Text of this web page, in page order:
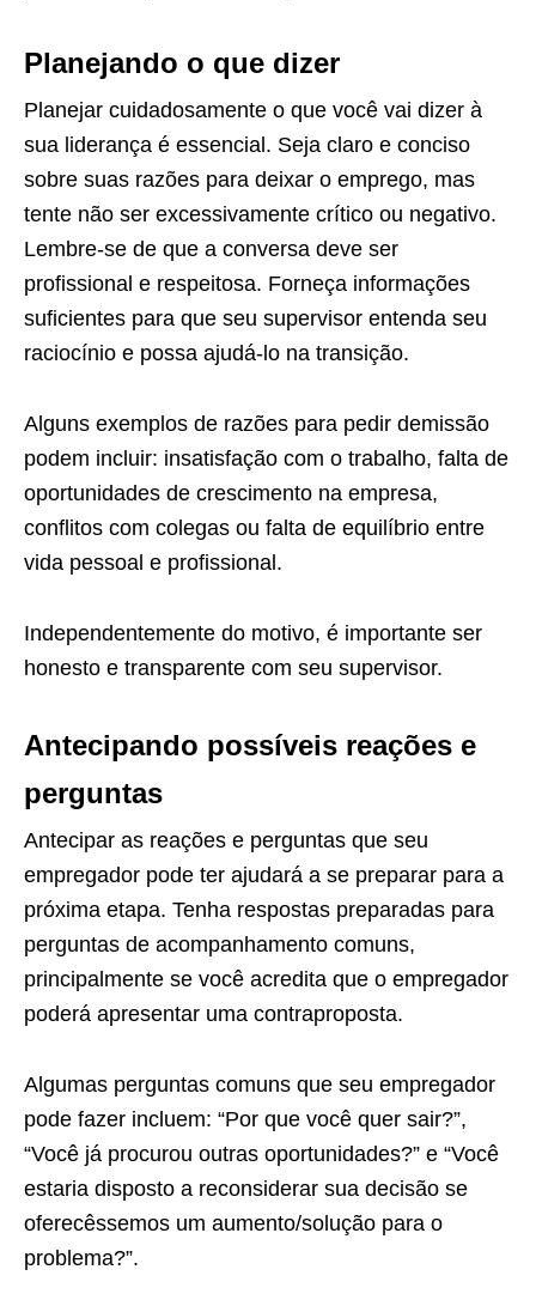
Planejando o que dizer
Planejar cuidadosamente o que você vai dizer à
sua liderança é essencial. Seja claro e conciso
sobre suas razões para deixar o emprego, mas
tente não ser excessivamente crítico ou negativo.
Lembre-se de que a conversa deve ser
profissional e respeitosa. Forneça informações
suficientes para que seu supervisor entenda seu
raciocínio e possa ajudá-lo na transição.
Alguns exemplos de razões para pedir demissão
podem incluir: insatisfação com o trabalho, falta de
oportunidades de crescimento na empresa,
conflitos com colegas ou falta de equilíbrio entre
vida pessoal e profissional.
Independentemente do motivo, é importante ser
honesto e transparente com seu supervisor.
Antecipando possíveis reações e
perguntas
Antecipar as reações e perguntas que seu
empregador pode ter ajudará a se preparar para a
próxima etapa. Tenha respostas preparadas para
perguntas de acompanhamento comuns,
principalmente se você acredita que o empregador
poderá apresentar uma contraproposta.
Algumas perguntas comuns que seu empregador
pode fazer incluem: “Por que você quer sair?”,
“Você já procurou outras oportunidades?” e “Você
estaria disposto a reconsiderar sua decisão se
oferecêssemos um aumento/solução para o
problema?”.